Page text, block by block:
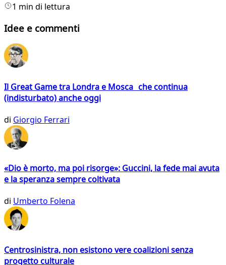
1 min di lettura
Idee e commenti
Il Great Game tra Londra e Mosca che continua
(indisturbato) anche oggi
di Giorgio Ferrari
«Dio è morto, ma poi risorge»: Guccini, la fede mai avuta
e la speranza sempre coltivata
di Umberto Folena
Centrosinistra, non esistono vere coalizioni senza
progetto culturale